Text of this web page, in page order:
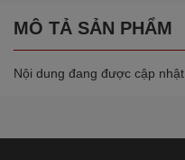
MÔ TẢ SẢN PHẨM
Nội dung đang được cập nhật